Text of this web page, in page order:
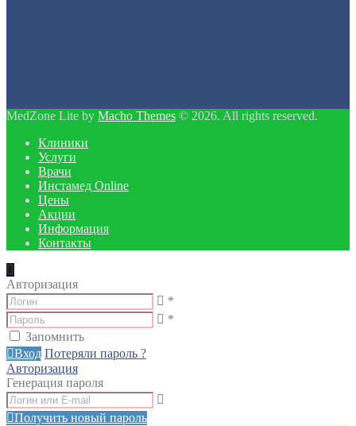
MedZone Lite by Macho Themes © 2026. All rights reserved.
Клиники
Услуги
Врачи
Инстамед Online
Цены
Акции
Информация
Контакты
Авторизация
*
*
Запомнить
Вход Потеряли пароль ?
Авторизация
Генерация пароля
Получить новый пароль